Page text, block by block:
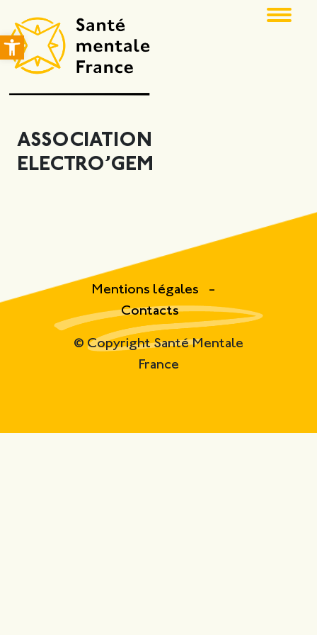
Ouvrir la barre d’outils
ASSOCIATION
ELECTRO’GEM
Mentions légales
Contacts
© Copyright Santé Mentale
France